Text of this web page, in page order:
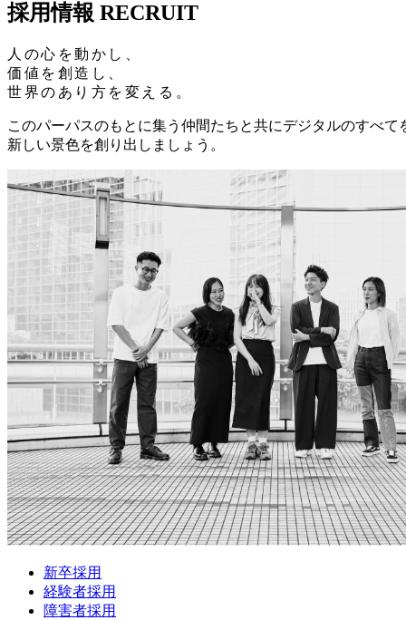
採用情報 RECRUIT
人の心を動かし、
価値を創造し、
世界のあり方を変える。
このパーパスのもとに集う仲間たちと共にデジタルのすべて
新しい景色を創り出しましょう。
新卒採用
経験者採用
障害者採用